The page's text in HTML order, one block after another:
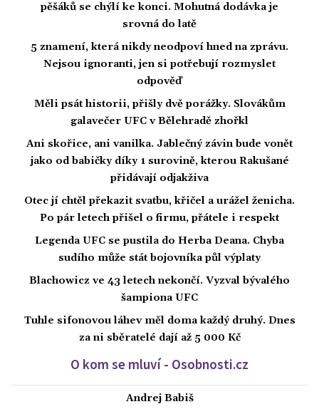
pěšáků se chýlí ke konci. Mohutná dodávka je
srovná do latě
5 znamení, která nikdy neodpoví hned na zprávu.
Nejsou ignoranti, jen si potřebují rozmyslet
odpověď
Měli psát historii, přišly dvě porážky. Slovákům
galavečer UFC v Bělehradě zhořkl
Ani skořice, ani vanilka. Jablečný závin bude vonět
jako od babičky díky 1 surovině, kterou Rakušané
přidávají odjakživa
Otec jí chtěl překazit svatbu, křičel a urážel ženicha.
Po pár letech přišel o firmu, přátele i respekt
Legenda UFC se pustila do Herba Deana. Chyba
sudího může stát bojovníka půl výplaty
Blachowicz ve 43 letech nekončí. Vyzval bývalého
šampiona UFC
Tuhle sifonovou láhev měl doma každý druhý. Dnes
za ni sběratelé dají až 5 000 Kč
O kom se mluví - Osobnosti.cz
Andrej Babiš